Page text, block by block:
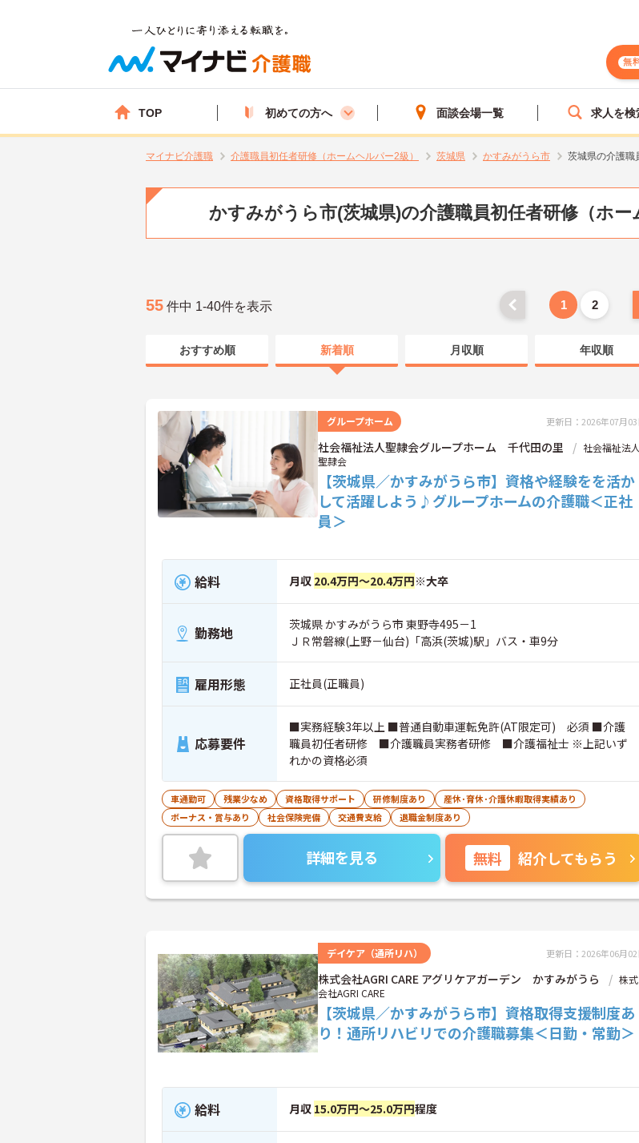
無
TOP 初めての方へ 面談会場一覧 求人を検
マイナビ介護職 介護職員初任者研修（ホームヘルパー2級） 茨城県 かすみがうら市 茨城県の介護職
かすみがうら市(茨城県)の介護職員初任者研修（ホー
55 件中 1-40件を表示 1 2
おすすめ順 新着順 月収順 年収順
グループホーム 更新日：2026年07月03
社会福祉法人聖隷会グループホーム 千代田の里
社会福祉法人
聖隷会
【茨城県／かすみがうら市】資格や経験をを活か
して活躍しよう♪グループホームの介護職＜正社
員＞
給料 月収 20.4万円～20.4万円※大卒
勤務地
茨城県 かすみがうら市 東野寺495－1
ＪＲ常磐線(上野－仙台)「高浜(茨城)駅」バス・車9分
雇用形態 正社員(正職員)
応募要件
■実務経験3年以上 ■普通自動車運転免許(AT限定可) 必須 ■介護
職員初任者研修 ■介護職員実務者研修 ■介護福祉士 ※上記いず
れかの資格必須
車通勤可 残業少なめ 資格取得サポート 研修制度あり
産休･育休･介護休暇取得実績あり
ボーナス・賞与あり
社会保険完備 交通費支給 退職金制度あり
詳細を見る 無料 紹介してもらう
デイケア（通所リハ） 更新日：2026年06月02
株式会社AGRI CARE アグリケアガーデン かすみがうら
株式
会社AGRI CARE
【茨城県／かすみがうら市】資格取得支援制度あ
り！通所リハビリでの介護職募集＜日勤・常勤＞
給料 月収 15.0万円～25.0万円程度